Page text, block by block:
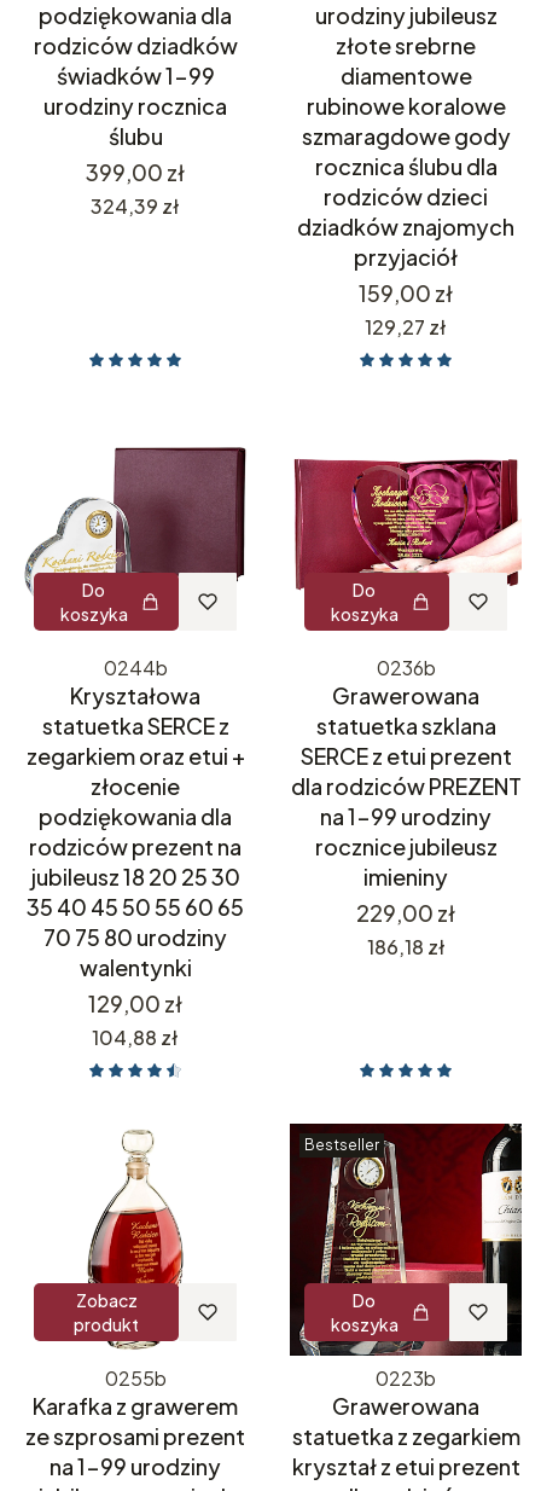
podziękowania dla
rodziców dziadków
świadków 1-99
urodziny rocznica
ślubu
Cena
399,00 zł
Cena
324,39 zł
urodziny jubileusz
złote srebrne
diamentowe
rubinowe koralowe
szmaragdowe gody
rocznica ślubu dla
rodziców dzieci
dziadków znajomych
przyjaciół
Cena
159,00 zł
Cena
129,27 zł
Do
koszyka
0244b
Kryształowa
statuetka SERCE z
zegarkiem oraz etui +
złocenie
podziękowania dla
rodziców prezent na
jubileusz 18 20 25 30
35 40 45 50 55 60 65
70 75 80 urodziny
walentynki
Cena
129,00 zł
Cena
104,88 zł
Do
koszyka
0236b
Grawerowana
statuetka szklana
SERCE z etui prezent
dla rodziców PREZENT
na 1-99 urodziny
rocznice jubileusz
imieniny
Cena
229,00 zł
Cena
186,18 zł
Zobacz
produkt
0255b
Karafka z grawerem
ze szprosami prezent
na 1-99 urodziny
Bestseller
Do
koszyka
0223b
Grawerowana
statuetka z zegarkiem
kryształ z etui prezent